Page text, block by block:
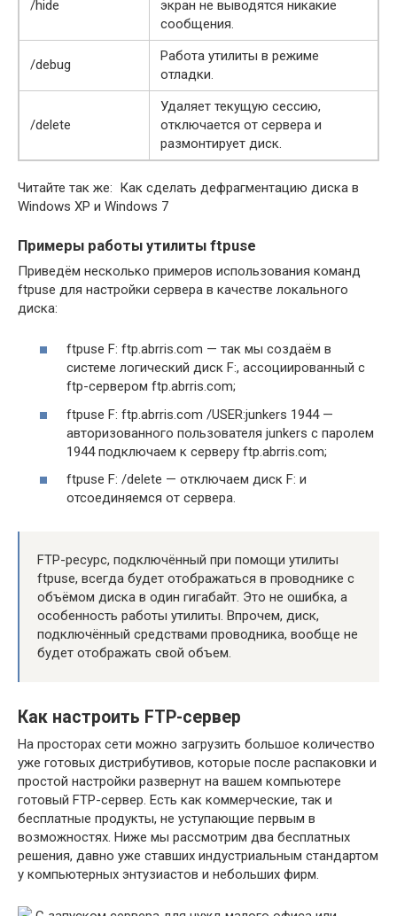
/hide
экран не выводятся никакие
сообщения.
/debug
Работа утилиты в режиме
отладки.
/delete
Удаляет текущую сессию,
отключается от сервера и
размонтирует диск.
Читайте так же: Как сделать дефрагментацию диска в
Windows XP и Windows 7
Примеры работы утилиты ftpuse
Приведём несколько примеров использования команд
ftpuse для настройки сервера в качестве локального
диска:
ftpuse F: ftp.abrris.com — так мы создаём в
системе логический диск F:, ассоциированный с
ftp-сервером ftp.abrris.com;
ftpuse F: ftp.abrris.com /USER:junkers 1944 —
авторизованного пользователя junkers с паролем
1944 подключаем к серверу ftp.abrris.com;
ftpuse F: /delete — отключаем диск F: и
отсоединяемся от сервера.
FTP-ресурс, подключённый при помощи утилиты
ftpuse, всегда будет отображаться в проводнике с
объёмом диска в один гигабайт. Это не ошибка, а
особенность работы утилиты. Впрочем, диск,
подключённый средствами проводника, вообще не
будет отображать свой объем.
Как настроить FTP-сервер
На просторах сети можно загрузить большое количество
уже готовых дистрибутивов, которые после распаковки и
простой настройки развернут на вашем компьютере
готовый FTP-сервер. Есть как коммерческие, так и
бесплатные продукты, не уступающие первым в
возможностях. Ниже мы рассмотрим два бесплатных
решения, давно уже ставших индустриальным стандартом
у компьютерных энтузиастов и небольших фирм.